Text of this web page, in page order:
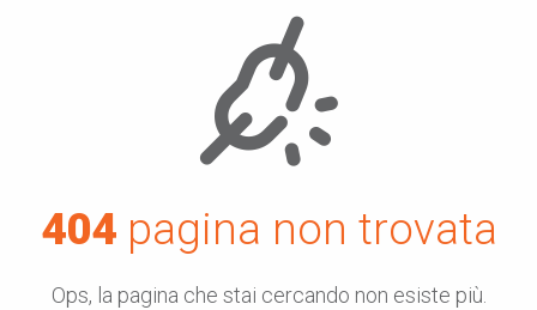
404pagina non trovata
Ops, la pagina che stai cercando non esiste più.